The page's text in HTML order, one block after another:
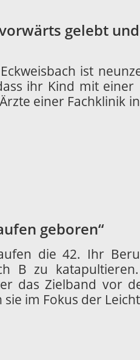
gelebt
ist
ihr Kind mit einer
einer Fachklinik
geboren“
die 42. Ihr
B zu
das Zielband vor
im Fokus der